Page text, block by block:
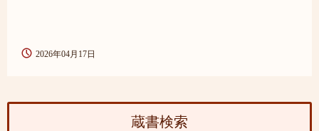
2026年04月17日
蔵書検索